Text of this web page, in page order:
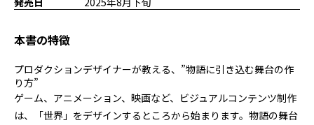
本書の特徴
プロダクションデザイナーが教える、”物語に引き込む舞台の作
り方”
ゲーム、アニメーション、映画など、ビジュアルコンテンツ制作
は、「世界」をデザインするところから始まります。物語の舞台